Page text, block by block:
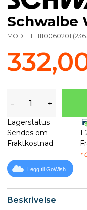
Beskrivelse
Schwalbe
MODELL: 1110060201 (
- +
Lagerstatus
Sendes om
Fraktkostnad
*
Legg til GoWish